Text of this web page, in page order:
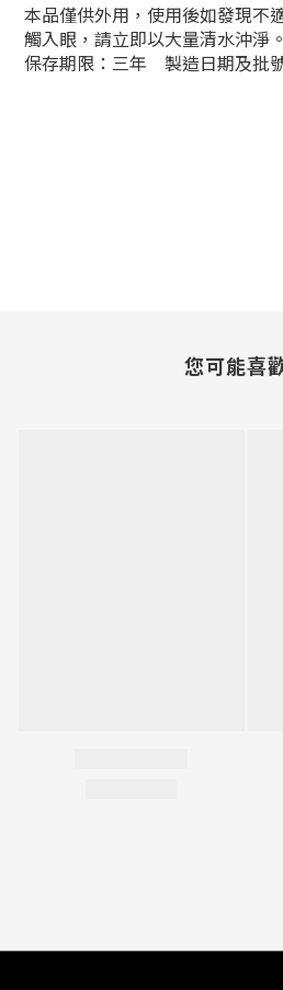
本品僅供外用，使用後如發現不
觸入眼，請立即以大量清水沖淨。
保存期限：三年 製造日期及批
您可能喜